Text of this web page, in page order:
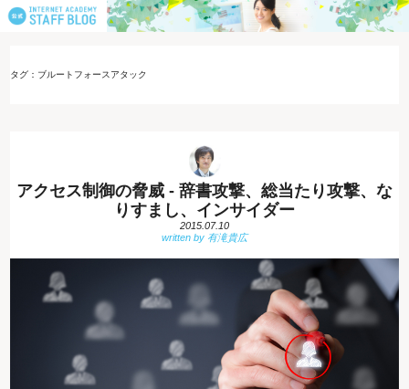
タグ：ブルートフォースアタック
アクセス制御の脅威 - 辞書攻撃、総当たり攻撃、な
りすまし、インサイダー
2015.07.10